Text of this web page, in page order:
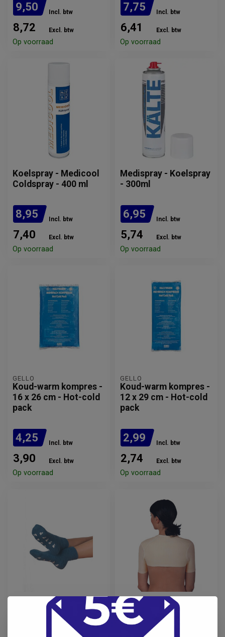
9,50 Incl. btw
8,72 Excl. btw
Op voorraad
7,75 Incl. btw
6,41 Excl. btw
Op voorraad
Koelspray - Medicool
Coldspray - 400 ml
8,95 Incl. btw
7,40 Excl. btw
Op voorraad
Medispray - Koelspray
- 300ml
6,95 Incl. btw
5,74 Excl. btw
Op voorraad
GELLO
Koud-warm kompres -
16 x 26 cm - Hot-cold
pack
4,25 Incl. btw
3,90 Excl. btw
Op voorraad
GELLO
Koud-warm kompres -
12 x 29 cm - Hot-cold
pack
2,99 Incl. btw
2,74 Excl. btw
Op voorraad
PETERS ANGORA
Peters Angora
Bedsokken antislip
PETERS ANGORA
Peters Angora
Schouderwarmer